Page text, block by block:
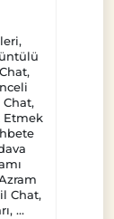
Chat,
Etmek
Chat,
…